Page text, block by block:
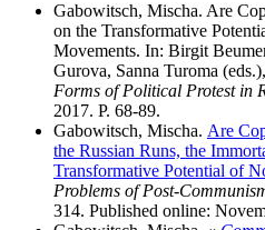
Gabowitsch, Mischa. Are
on the Transformative
Movements. In: Birgit
Gurova, Sanna Turoma (eds.),
Forms of Political Protest in
2017. P. 68-89.
Gabowitsch, Mischa. Are
the Russian Runs, the
Transformative Potential of
Problems of Post-
314. Published online: